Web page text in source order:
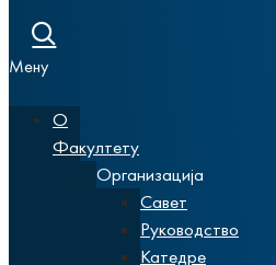
Мену
О
Факултету
Организација
Савет
Руководство
Катедре